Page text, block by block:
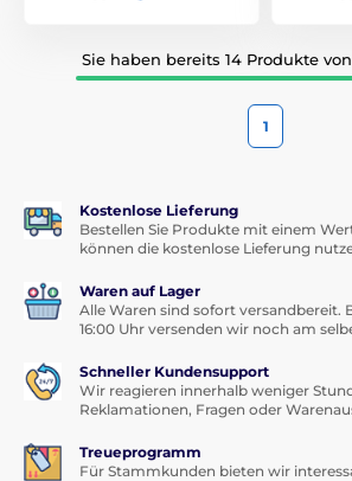
Sie haben bereits 14 Produkte
1
Kostenlose Lieferung
Bestellen Sie Produkte mit einem
können die kostenlose Lieferung
Waren auf Lager
Alle Waren sind sofort versandbereit.
16:00 Uhr versenden wir noch am
Schneller Kundensupport
Wir reagieren innerhalb weniger
Reklamationen, Fragen oder
Treueprogramm
Für Stammkunden bieten wir